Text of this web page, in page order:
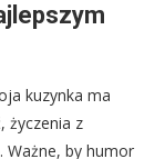
kuzynka ma
życzenia z
Ważne, by humor